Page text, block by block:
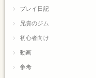
プレイ日記
兄貴のジム
初心者向け
動画
参考